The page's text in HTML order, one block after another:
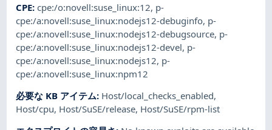
CPE:cpe:/o:novell:suse_linux:12, p-
cpe:/a:novell:suse_linux:nodejs12-debuginfo, p-
cpe:/a:novell:suse_linux:nodejs12-debugsource, p-
cpe:/a:novell:suse_linux:nodejs12-devel, p-
cpe:/a:novell:suse_linux:nodejs12, p-
cpe:/a:novell:suse_linux:npm12
必要な KB アイテム: Host/local_checks_enabled,
Host/cpu, Host/SuSE/release, Host/SuSE/rpm-list